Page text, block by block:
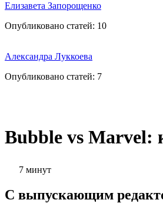
Елизавета Запорощенко
Опубликовано статей: 10
Александра Луккоева
Опубликовано статей: 7
Bubble vs Marvel:
7 минут
С выпускающим